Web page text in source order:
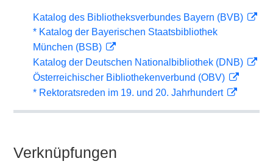
Katalog des Bibliotheksverbundes Bayern (BVB)
* Katalog der Bayerischen Staatsbibliothek
München (BSB)
Katalog der Deutschen Nationalbibliothek (DNB)
Österreichischer Bibliothekenverbund (OBV)
* Rektoratsreden im 19. und 20. Jahrhundert
Verknüpfungen